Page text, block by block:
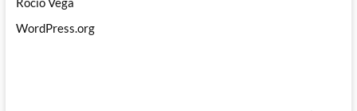
WordPress.org